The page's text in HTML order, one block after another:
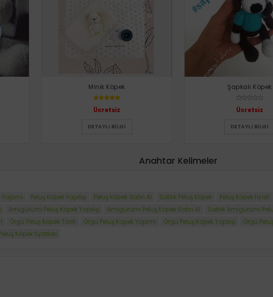
Minik Köpek
Ücretsiz
DETAYLI BILGI
Şapkalı Köpek
Ücretsiz
DETAYLI BILGI
Anahtar Kelimeler
Peluş Köpek Yapılışı Peluş Köpek Satın Al Satılık Peluş Köpek Peluş Köpek fiyatı
Amigurumi Peluş Köpek Yapılışı Amigurumi Peluş Köpek Satın Al Satılık Amigurumi
Örgü Peluş Köpek Tarifi Örgü Peluş Köpek Yapımı Örgü Peluş Köpek Yapılışı Örgü
Köpek fiyatları